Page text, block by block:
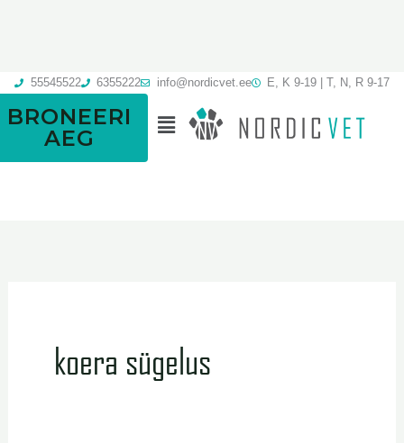
55545522 6355222 info@nordicvet.ee E, K 9-19 | T, N, R 9-17
BRONEERI
AEG
Menu
koera sügelus